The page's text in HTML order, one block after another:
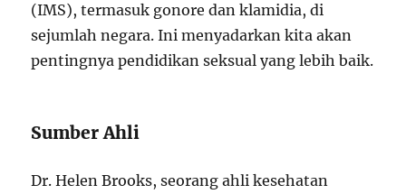
(IMS), termasuk gonore dan klamidia, di
sejumlah negara. Ini menyadarkan kita akan
pentingnya pendidikan seksual yang lebih baik.
Sumber Ahli
Dr. Helen Brooks, seorang ahli kesehatan